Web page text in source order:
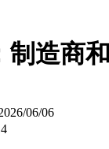
制造商
06/06